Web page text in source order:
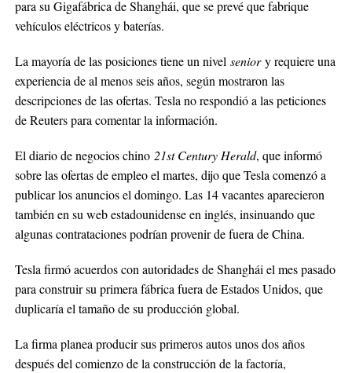
para su Gigafábrica de Shanghái, que se prevé que fabrique
vehículos eléctricos y baterías.
La mayoría de las posiciones tiene un nivel seniory requiere una
experiencia de al menos seis años, según mostraron las
descripciones de las ofertas. Tesla no respondió a las peticiones
de Reuters para comentar la información.
El diario de negocios chino 21st Century Herald, que informó
sobre las ofertas de empleo el martes, dijo que Tesla comenzó a
publicar los anuncios el domingo. Las 14 vacantes aparecieron
también en su web estadounidense en inglés, insinuando que
algunas contrataciones podrían provenir de fuera de China.
Tesla firmó acuerdos con autoridades de Shanghái el mes pasado
para construir su primera fábrica fuera de Estados Unidos, que
duplicaría el tamaño de su producción global.
La firma planea producir sus primeros autos unos dos años
después del comienzo de la construcción de la factoría,